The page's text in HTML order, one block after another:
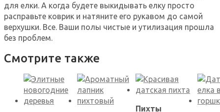
для елки. А когда будете выкидывать елку просто
расправьте коврик и натяните его рукавом до самой
верхушки. Все. Ваши полы чистые и утилизация прошла
без проблем.
Смотрите также
Пихты